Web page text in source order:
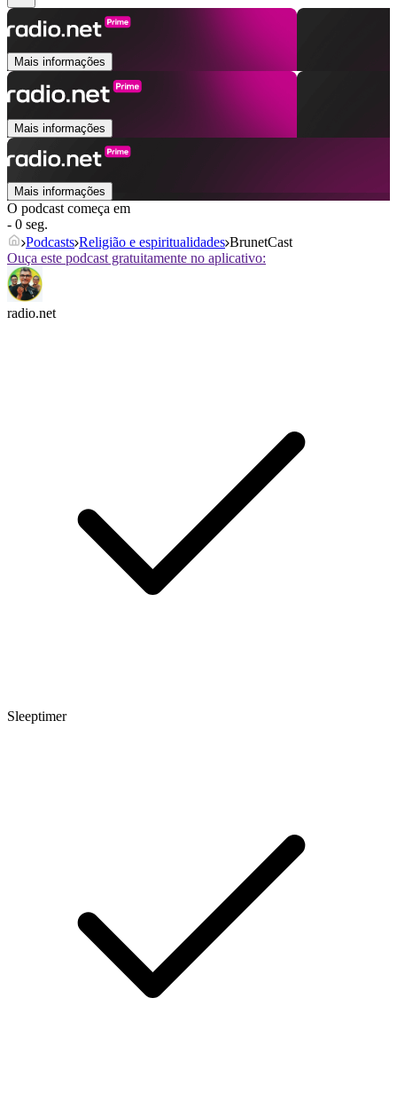
Mais informações
Mais informações
Mais informações
O podcast começa em
- 0 seg.
Podcasts Religião e espiritualidades BrunetCast
Ouça este podcast gratuitamente no aplicativo:
radio.net
Sleeptimer